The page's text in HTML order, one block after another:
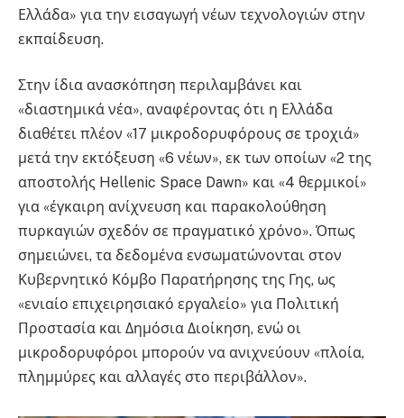
Ελλάδα» για την εισαγωγή νέων τεχνολογιών στην
εκπαίδευση.
Στην ίδια ανασκόπηση περιλαμβάνει και
«διαστημικά νέα», αναφέροντας ότι η Ελλάδα
διαθέτει πλέον «17 μικροδορυφόρους σε τροχιά»
μετά την εκτόξευση «6 νέων», εκ των οποίων «2 της
αποστολής Hellenic Space Dawn» και «4 θερμικοί»
για «έγκαιρη ανίχνευση και παρακολούθηση
πυρκαγιών σχεδόν σε πραγματικό χρόνο». Όπως
σημειώνει, τα δεδομένα ενσωματώνονται στον
Κυβερνητικό Κόμβο Παρατήρησης της Γης, ως
«ενιαίο επιχειρησιακό εργαλείο» για Πολιτική
Προστασία και Δημόσια Διοίκηση, ενώ οι
μικροδορυφόροι μπορούν να ανιχνεύουν «πλοία,
πλημμύρες και αλλαγές στο περιβάλλον».